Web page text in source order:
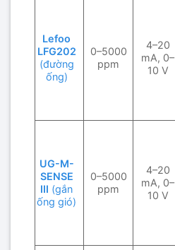
Lefoo
LFG202
(đường
ống)
0–5000
ppm
4–20
mA, 0–
10 V
UG-M-
SENSE
III (gắn
ống gió)
0–5000
ppm
4–20
mA, 0–
10 V